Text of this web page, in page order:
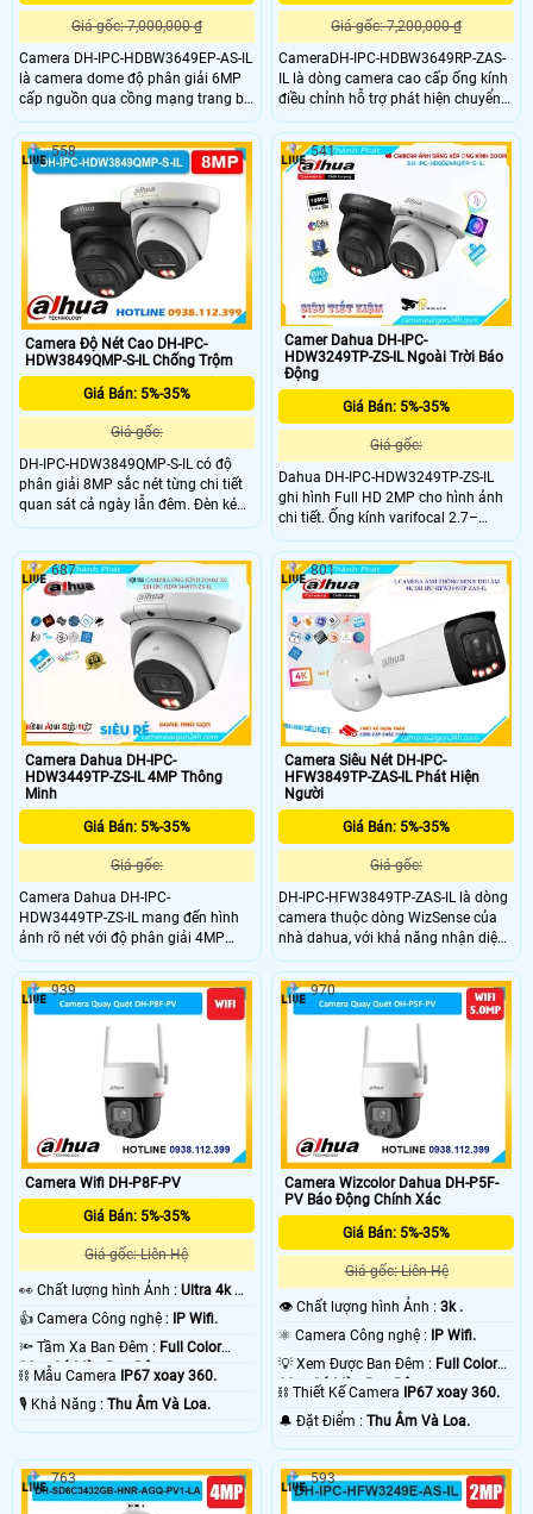
Giá gốc: 7,000,000 ₫
Camera DH-IPC-HDBW3649EP-AS-IL
là camera dome độ phân giải 6MP
cấp nguồn qua cồng mạng trang bị
khả năng thu âm ánh sáng kép 4
chế độ giám sát ban đêm thông
minh và chống ngược sáng DWDR
giúp hình ảnh rõ nét dù ở điều kiện
ánh sáng thấp. cảm biến video SMD
4.0 AI SSA và phân tích hình ảnh
thông minh thẻ nhớ 512GB.
Giá gốc: 7,200,000 ₫
CameraDH-IPC-HDBW3649RP-ZAS-
IL là dòng camera cao cấp ống kính
điều chỉnh hỗ trợ phát hiện chuyển
động và con người cấp nguồn qua
dây mạng. Với 2 chế độ hồng ngoại
và led trợ sáng chip xử lý SMD 4.0 AI
SSA chức năng Hàng rào ảo thông
minh ghi hình Full Color 40m ban
Camera Độ Nét Cao DH-IPC-
HDW3849QMP-S-IL Chống Trộm
Giá Bán: 5%-35%
Giá gốc:
DH-IPC-HDW3849QMP-S-IL có độ
phân giải 8MP sắc nét từng chi tiết
quan sát cả ngày lẫn đêm. Đèn kép
hồng ngoại và ánh sáng trắng cho
âm chuẩn xác hỗ trợ theo dõi đầy
đủ hơn. Nhận diện chính xác người
và phương tiện hạn chế cảnh báo
sai tạo sự an tâm khi giám sát.
558
Camer Dahua DH-IPC-
HDW3249TP-ZS-IL Ngoài Trời Báo
Động
Giá Bán: 5%-35%
Giá gốc:
Dahua DH-IPC-HDW3249TP-ZS-IL
ghi hình Full HD 2MP cho hình ảnh
chi tiết. Ống kính varifocal 2.7–
13.5mm cho khả năng zoom quang
linh hoạt và điều chỉnh góc nhìn. Hỗ
trợ đèn hồng ngoại và đèn sáng
trắng cho quan sát màu ban đêm
đến 50m. Mic tích hợp ghi âm tình
huống thực tế. Công nghệ AI SMD
nâng cao phân biệt người và xe giúp
giảm cảnh báo sai cho giám sát liên
541
Camera Dahua DH-IPC-
HDW3449TP-ZS-IL 4MP Thông
Minh
Giá Bán: 5%-35%
Giá gốc:
Camera Dahua DH-IPC-
HDW3449TP-ZS-IL mang đến hình
ảnh rõ nét với độ phân giải 4MP
cùng cảm biến nhạy sáng cao cho
khung hình mượt mà. Hỗ trợ hồng
ngoại kết hợp đèn LED chiếu xa đến
50m tích hợp mic thu âm trong trẻo
và khả năng nhận diện thông minh
giúp quan sát chính xác cả ngày lẫn
687
Camera Siêu Nét DH-IPC-
HFW3849TP-ZAS-IL Phát Hiện
Người
Giá Bán: 5%-35%
Giá gốc:
DH-IPC-HFW3849TP-ZAS-IL là dòng
camera thuộc dòng WizSense của
nhà dahua, với khả năng nhận diện
AI tốt, SMD 4.0, nhận diện người và
xe, phát hiện khuôn mặt, ống kinh
có thẻ zoom thay đổi tiêu cự, nhìn
có màu ban đêm khoảng cách 60m,
có khả năng chống báo động giả
801
Camera Wifi DH-P8F-PV
Giá Bán: 5%-35%
Giá gốc: Liên Hệ
️👀 Chất lượng hình Ảnh : Ultra 4k 👍🏾
👍 Camera Công nghệ :
IP Wifi.
🔦 Tầm Xa Ban Đêm : Full Color
30m Có Màu Ban Ðêm.
⛓ Mẫu Camera
IP67 xoay 360.
️🎙 Khả Năng : Thu Âm Và Loa.
939
Camera Wizcolor Dahua DH-P5F-
PV Báo Động Chính Xác
Giá Bán: 5%-35%
Giá gốc: Liên Hệ
👁 Chất lượng hình Ảnh :3k .
⚛️ Camera Công nghệ :
IP Wifi.
💡 Xem Được Ban Đêm : Full Color
30m Có Màu Ban Ðêm.
⛓ Thiết Kế Camera
IP67 xoay 360.
️🔔 Đặt Điểm :Thu Âm Và Loa.
970
763 593